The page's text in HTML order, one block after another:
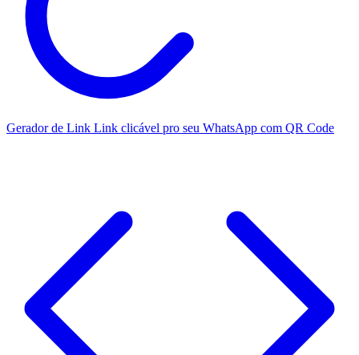
Gerador de Link Link clicável pro seu WhatsApp com QR Code